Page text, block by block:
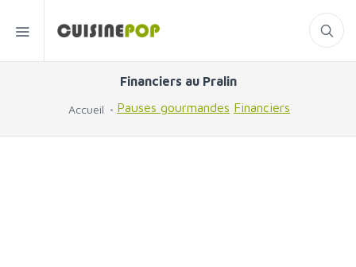
Financiers au Pralin
Accueil Pauses gourmandes Financiers